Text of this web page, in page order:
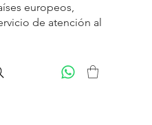
europeos,
de atención al